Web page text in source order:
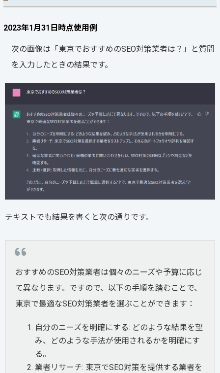
2023年1月31日時点使用例
次の画像は「東京でおすすめのSEO対策業者は？」と質問
を入力したときの結果です。
テキストでも結果を書くと次の通りです。
おすすめのSEO対策業者は個々のニーズや予算に応じ
て異なります。ですので、以下の手順を踏むことで、
東京で最適なSEO対策業者を選ぶことができます：
自分のニーズを明確にする: どのような結果を望
み、どのような手法が使用されるかを明確にす
る。
業者リサーチ: 東京でSEO対策を提供する業者を